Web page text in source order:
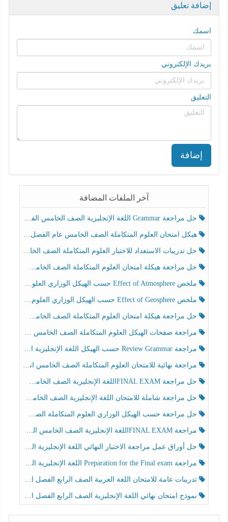
إضافة تعليق
اسمك
بريدك الإلكتروني
التعليق
إضافة
آخر الملفات المضافة
حل مراجعة Grammar اللغة الإنجليزية الصف الخامس الفصل الثالث
هيكل امتحان العلوم المتكاملة الصف الخامس عام الفصل الدراسي الثالث 2025-2026
حل تدريبات الاستعداد للاختبار العلوم المتكاملة الصف الخامس عام الفصل الثالث
حل مراجعة هيكلة امتحان العلوم المتكاملة الصف الخامس انسبير الفصل الثالث
ملخص Effect of Atmosphere حسب الهيكل الوزاري العلوم المتكاملة الصف الخامس انسبير الفصل الثالث
ملخص Effect of Geosphere حسب الهيكل الوزاري العلوم المتكاملة الصف الخامس انسبير الفصل الثالث
حل مراجعة هيكلة امتحان العلوم المتكاملة الصف الخامس عام الفصل الثالث
مراجعة صفحات الهيكل العلوم المتكاملة الصف الخامس انسبير الفصل الثالث
مراجعة Review Grammar حسب الهيكل اللغة الإنجليزية الصف الخامس الفصل الثالث
مراجعة نهائية للامتحان العلوم المتكاملة الصف الخامس انسبير الفصل الثالث
حل مراجعة FINAL EXAMاللغة الإنجليزية الصف الخامس الفصل الثالث
حل مراجعة شاملة للامتحان اللغة الإنجليزية الصف الخامس الفصل الثالث
حل مراجعة حسب الهيكل الوزاري العلوم المتكاملة الصف الخامس عام الفصل الثالث
مراجعة FINAL EXAMاللغة الإنجليزية الصف الخامس الفصل الثالث
حل أوراق عمل مراجعة الاختبار النهائي اللغة الإنجليزية الصف الرابع الفصل الثالث
مراجعة Preparation for the Final exam اللغة الإنجليزية الصف الرابع الفصل الثالث
تدريبات عامة للامتحان اللغة العربية الصف الرابع الفصل الثالث
نموذج امتحان نهائي اللغة الإنجليزية الصف الرابع الفصل الثالث